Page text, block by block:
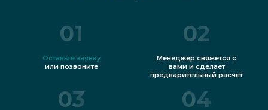
01
Оставьте заявку
или позвоните
02
Менеджер свяжется с
вами и сделает
предварительный расчет
03 04